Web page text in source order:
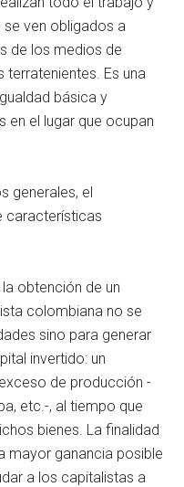
ven obligados a
de los medios de
Es una
básica y
en el lugar que ocupan
generales, el
características
obtención de un
colombiana no se
sino para generar
invertido: un
de producción -
etc.-, al tiempo que
bienes. La finalidad
mayor ganancia posible
a los capitalistas a